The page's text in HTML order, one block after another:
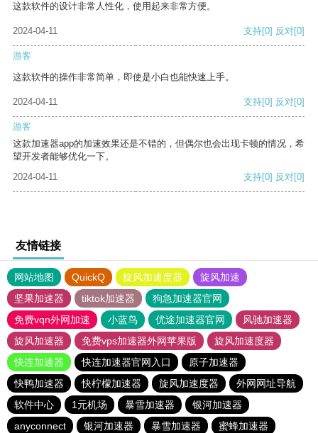
这款软件的设计非常人性化，使用起来非常方便。
2024-04-11 支持[0] 反对[0]
游客
这款软件的操作非常简单，即使是小白也能快速上手。
2024-04-11 支持[0] 反对[0]
游客
这款加速器app的加速效果还是不错的，但偶尔也会出现卡顿的情况，希
望开发者能够优化一下。
2024-04-11
支持[0] 反对[0]
友情链接
网站地图 QuickQ 旋风加速度器
旋风加速
坚果加速器
tiktok加速器
狗急加速器官网
免费vqn外网加速
小蓝鸟 优途加速器官网
风驰加速器
旋风加速器
免费vps加速器外网苹果版
旋风加速度器
快连加速器
快连加速器官网入口
原子加速器
快鸭加速器
快柠檬加速器 旋风加速度器
外网网址导航
软件中心
1元机场 暴雪加速器
银河加速器
anyconnect
银河加速器 暴雪加速器
蜜蜂加速器